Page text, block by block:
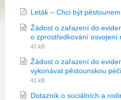
Leták – Chci být
Žádost o zařazení do
o zprostředkování osvojení
42 kB
Žádost o zařazení do
vykonávat pěstounskou
41 kB
Dotazník o sociálních a